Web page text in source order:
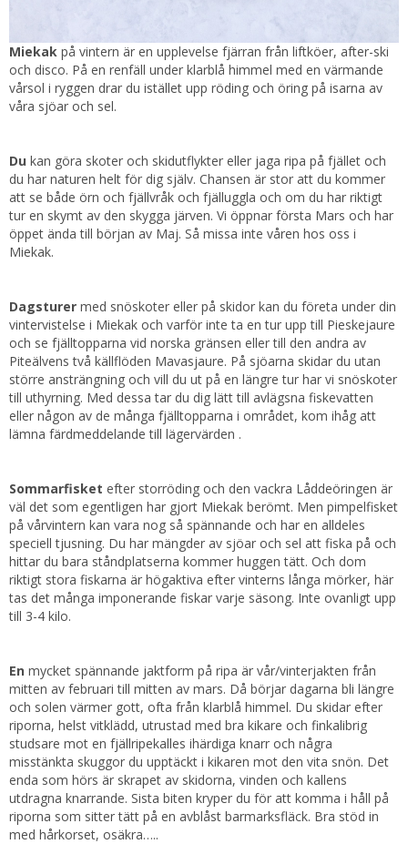
Miekak på vintern är en upplevelse fjärran från liftköer, after-ski
och disco. På en renfäll under klarblå himmel med en värmande
vårsol i ryggen drar du istället upp röding och öring på isarna av
våra sjöar och sel.
Du kan göra skoter och skidutflykter eller jaga ripa på fjället och
du har naturen helt för dig själv. Chansen är stor att du kommer
att se både örn och fjällvråk och fjälluggla och om du har riktigt
tur en skymt av den skygga järven. Vi öppnar första Mars och har
öppet ända till början av Maj. Så missa inte våren hos oss i
Miekak.
Dagsturer med snöskoter eller på skidor kan du företa under din
vintervistelse i Miekak och varför inte ta en tur upp till Pieskejaure
och se fjälltopparna vid norska gränsen eller till den andra av
Piteälvens två källflöden Mavasjaure. På sjöarna skidar du utan
större ansträngning och vill du ut på en längre tur har vi snöskoter
till uthyrning. Med dessa tar du dig lätt till avlägsna fiskevatten
eller någon av de många fjälltopparna i området, kom ihåg att
lämna färdmeddelande till lägervärden .
Sommarfisket efter storröding och den vackra Låddeöringen är
väl det som egentligen har gjort Miekak berömt. Men pimpelfisket
på vårvintern kan vara nog så spännande och har en alldeles
speciell tjusning. Du har mängder av sjöar och sel att fiska på och
hittar du bara ståndplatserna kommer huggen tätt. Och dom
riktigt stora fiskarna är högaktiva efter vinterns långa mörker, här
tas det många imponerande fiskar varje säsong. Inte ovanligt upp
till 3-4 kilo.
En mycket spännande jaktform på ripa är vår/vinterjakten från
mitten av februari till mitten av mars. Då börjar dagarna bli längre
och solen värmer gott, ofta från klarblå himmel. Du skidar efter
riporna, helst vitklädd, utrustad med bra kikare och finkalibrig
studsare mot en fjällripekalles ihärdiga knarr och några
misstänkta skuggor du upptäckt i kikaren mot den vita snön. Det
enda som hörs är skrapet av skidorna, vinden och kallens
utdragna knarrande. Sista biten kryper du för att komma i håll på
riporna som sitter tätt på en avblåst barmarksfläck. Bra stöd in
med hårkorset, osäkra…..